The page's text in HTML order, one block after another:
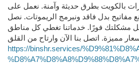
بالكويت بطرق حديثة وآمنة. نعمل على
مفاتيح بدل فاقد ونبرمج الريموتات. نصل
مشكلتك فورًا. خدماتنا تغطي كل مناطق
https://binshr.services/